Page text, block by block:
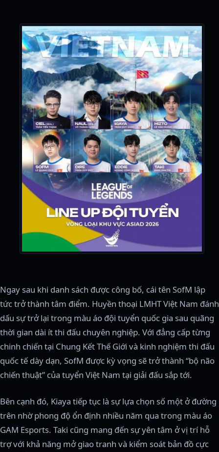
Ngay sau khi danh sách được công bố, cái tên SofM lập
tức trở thành tâm điểm. Huyền thoại LMHT Việt Nam đánh
dấu sự trở lại trong màu áo đội tuyển quốc gia sau quãng
thời gian dài ít thi đấu chuyên nghiệp. Với đẳng cấp từng
chinh chiến tại Chung Kết Thế Giới và kinh nghiệm thi đấu
quốc tế dày dạn, SofM được kỳ vọng sẽ trở thành “bộ não
chiến thuật” của tuyển Việt Nam tại giải đấu sắp tới.
Bên cạnh đó, Kiaya tiếp tục là sự lựa chọn số một ở đường
trên nhờ phong độ ổn định nhiều năm qua trong màu áo
GAM Esports. Taki cũng mang đến sự yên tâm ở vị trí hỗ
trợ với khả năng mở giao tranh và kiểm soát bản đồ cực